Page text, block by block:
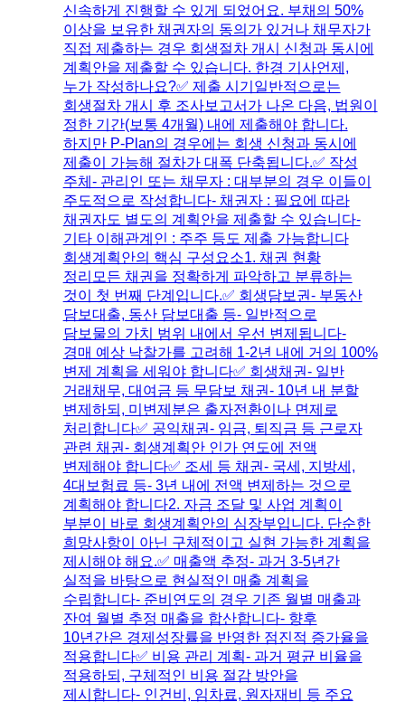
신속하게 진행할 수 있게 되었어요. 부채의 50%
이상을 보유한 채권자의 동의가 있거나 채무자가
직접 제출하는 경우 회생절차 개시 신청과 동시에
계획안을 제출할 수 있습니다. 한경 기사​언제,
누가 작성하나요?✅ 제출 시기일반적으로는
회생절차 개시 후 조사보고서가 나온 다음, 법원이
정한 기간(보통 4개월) 내에 제출해야 합니다.
하지만 P-Plan의 경우에는 회생 신청과 동시에
제출이 가능해 절차가 대폭 단축됩니다.​✅ 작성
주체- 관리인 또는 채무자 : 대부분의 경우 이들이
주도적으로 작성합니다- 채권자 : 필요에 따라
채권자도 별도의 계획안을 제출할 수 있습니다-
기타 이해관계인 : 주주 등도 제출 가능합니다​
회생계획안의 핵심 구성요소1. 채권 현황
정리모든 채권을 정확하게 파악하고 분류하는
것이 첫 번째 단계입니다.✅ 회생담보권- 부동산
담보대출, 동산 담보대출 등- 일반적으로
담보물의 가치 범위 내에서 우선 변제됩니다-
경매 예상 낙찰가를 고려해 1-2년 내에 거의 100%
변제 계획을 세워야 합니다​✅ 회생채권- 일반
거래채무, 대여금 등 무담보 채권- 10년 내 분할
변제하되, 미변제분은 출자전환이나 면제로
처리합니다​✅ 공익채권- 임금, 퇴직금 등 근로자
관련 채권- 회생계획안 인가 연도에 전액
변제해야 합니다​✅ 조세 등 채권- 국세, 지방세,
4대보험료 등- 3년 내에 전액 변제하는 것으로
계획해야 합니다2. 자금 조달 및 사업 계획이
부분이 바로 회생계획안의 심장부입니다. 단순한
희망사항이 아닌 구체적이고 실현 가능한 계획을
제시해야 해요.✅ 매출액 추정- 과거 3-5년간
실적을 바탕으로 현실적인 매출 계획을
수립합니다- 준비연도의 경우 기존 월별 매출과
잔여 월별 추정 매출을 합산합니다- 향후
10년간은 경제성장률을 반영한 점진적 증가율을
적용합니다​✅ 비용 관리 계획- 과거 평균 비율을
적용하되, 구체적인 비용 절감 방안을
제시합니다- 인건비, 임차료, 원자재비 등 주요